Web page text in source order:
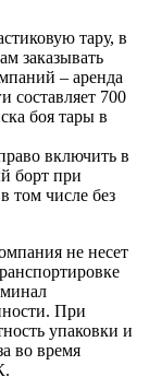
тару, в
заказывать
– аренда
составляет 700
боя тары в
включить в
борт при
том числе без
не несет
При
упаковки и
во время